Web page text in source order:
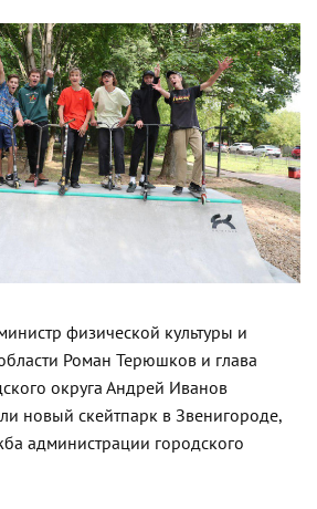
физической культуры и
Роман Терюшков и глава
округа Андрей Иванов
новый скейтпарк в Звенигороде,
администрации городского